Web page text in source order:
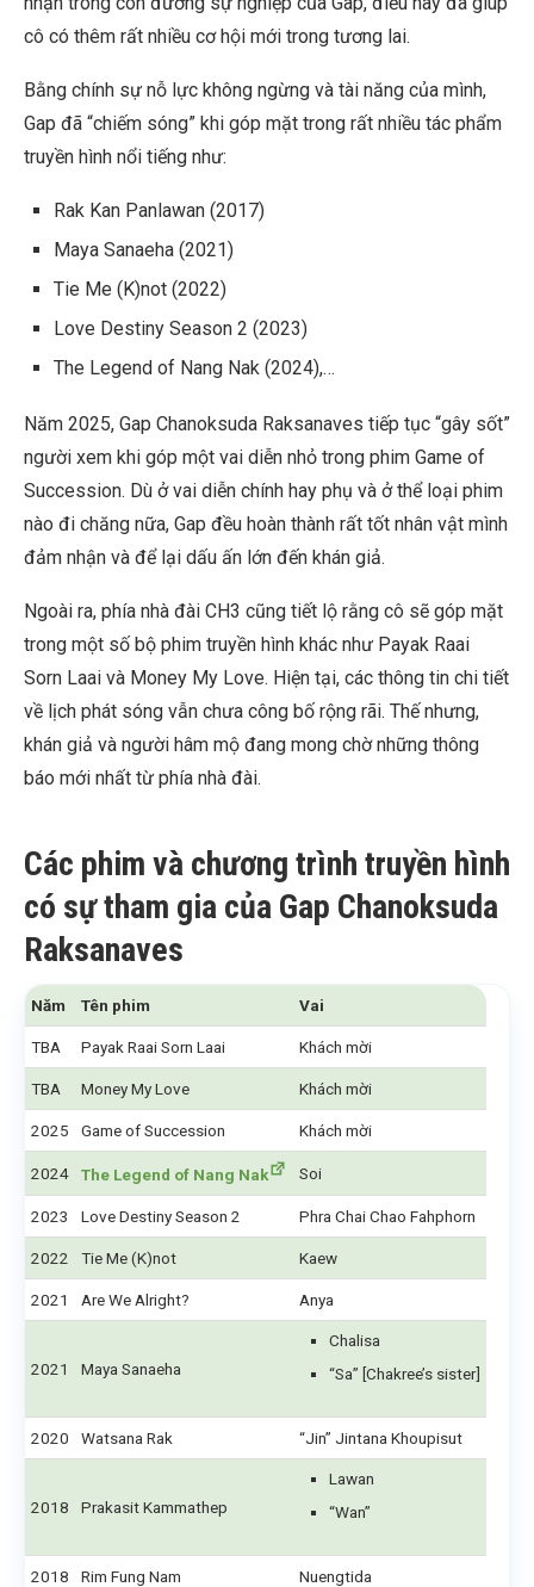
cô có thêm rất nhiều cơ hội mới trong tương lai.
Bằng chính sự nỗ lực không ngừng và tài năng của mình,
Gap đã “chiếm sóng” khi góp mặt trong rất nhiều tác phẩm
truyền hình nổi tiếng như:
Rak Kan Panlawan (2017)
Maya Sanaeha (2021)
Tie Me (K)not (2022)
Love Destiny Season 2 (2023)
The Legend of Nang Nak (2024),…
Năm 2025, Gap Chanoksuda Raksanaves tiếp tục “gây sốt”
người xem khi góp một vai diễn nhỏ trong phim Game of
Succession. Dù ở vai diễn chính hay phụ và ở thể loại phim
nào đi chăng nữa, Gap đều hoàn thành rất tốt nhân vật mình
đảm nhận và để lại dấu ấn lớn đến khán giả.
Ngoài ra, phía nhà đài CH3 cũng tiết lộ rằng cô sẽ góp mặt
trong một số bộ phim truyền hình khác như Payak Raai
Sorn Laai và Money My Love. Hiện tại, các thông tin chi tiết
về lịch phát sóng vẫn chưa công bố rộng rãi. Thế nhưng,
khán giả và người hâm mộ đang mong chờ những thông
báo mới nhất từ phía nhà đài.
Các phim và chương trình truyền hình
có sự tham gia của Gap Chanoksuda
Raksanaves
Năm Tên phim Vai
TBA Payak Raai Sorn Laai Khách mời
TBA Money My Love Khách mời
2025 Game of Succession Khách mời
2024 The Legend of Nang Nak Soi
2023 Love Destiny Season 2 Phra Chai Chao Fahphorn
2022 Tie Me (K)not Kaew
2021 Are We Alright? Anya
2021 Maya Sanaeha
Chalisa
“Sa” [Chakree’s sister]
2020 Watsana Rak “Jin” Jintana Khoupisut
2018 Prakasit Kammathep
Lawan
“Wan”
2018 Rim Fung Nam Nuengtida